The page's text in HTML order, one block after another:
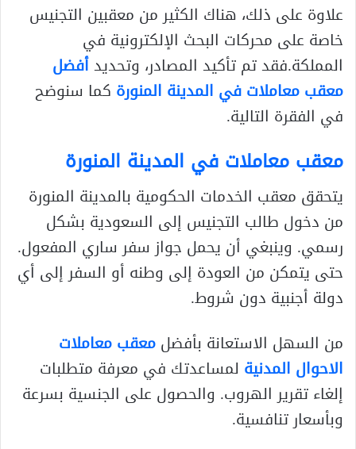
علاوة على ذلك، هناك الكثير من معقبين التجنيس
خاصة على محركات البحث الإلكترونية في
المملكة.فقد تم تأكيد المصادر، وتحديدأفضل
معقب معاملات في المدينة المنورة كما سنوضح
في الفقرة التالية.
معقب معاملات في المدينة المنورة
يتحقق معقب الخدمات الحكومية بالمدينة المنورة
من دخول طالب التجنيس إلى السعودية بشكل
رسمي. وينبغي أن يحمل جواز سفر ساري المفعول.
حتى يتمكن من العودة إلى وطنه أو السفر إلى أي
دولة أجنبية دون شروط.
من السهل الاستعانة بأفضلمعقب معاملات
الاحوال المدنية لمساعدتك في معرفة متطلبات
إلغاء تقرير الهروب. والحصول على الجنسية بسرعة
وبأسعار تنافسية.